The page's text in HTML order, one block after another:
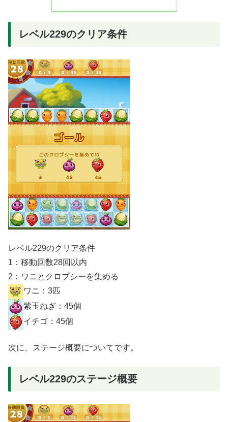
レベル229のクリア条件
レベル229のクリア条件
1：移動回数28回以内
2：ワニとクロプシーを集める
ワニ：3匹
紫玉ねぎ：45個
イチゴ：45個
次に、ステージ概要についてです。
レベル229のステージ概要